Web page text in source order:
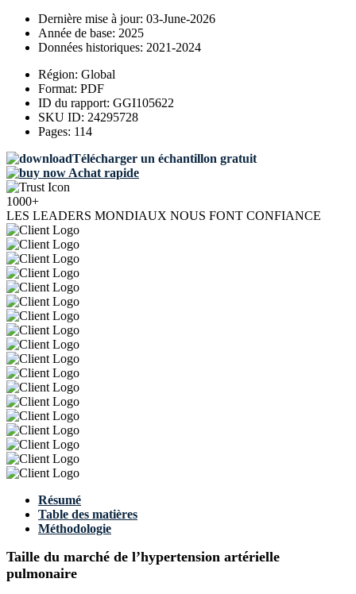
Dernière mise à jour: 03-June-2026
Année de base: 2025
Données historiques: 2021-2024
Région: Global
Format: PDF
ID du rapport: GGI105622
SKU ID: 24295728
Pages: 114
Télécharger un échantillon gratuit
Achat rapide
1000+
LES LEADERS MONDIAUX NOUS FONT CONFIANCE
Résumé
Table des matières
Méthodologie
Taille du marché de l’hypertension artérielle
pulmonaire